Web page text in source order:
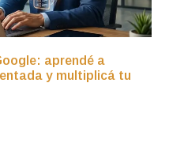
aprendé a
y multiplicá tu